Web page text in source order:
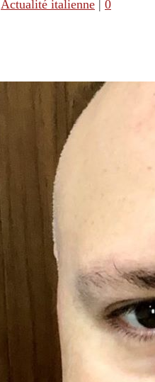
Actualité italienne | 0